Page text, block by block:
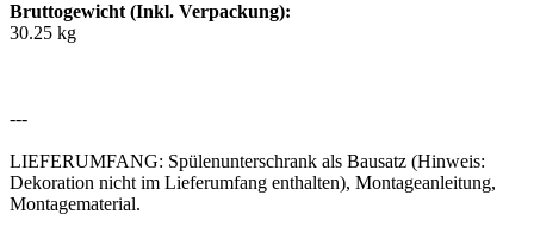
Bruttogewicht (Inkl. Verpackung):
30.25 kg
---
LIEFERUMFANG: Spülenunterschrank als Bausatz (Hinweis:
Dekoration nicht im Lieferumfang enthalten), Montageanleitung,
Montagematerial.